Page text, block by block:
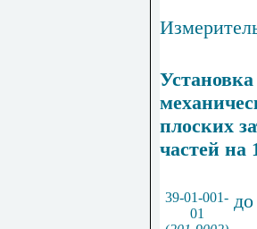
плоских
частей на
39-01-001-
01